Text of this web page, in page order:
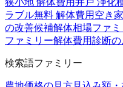
狭小地 解体費用井戸 浄化
ラブル無料 解体費用 空き
の改善候補解体相場ファミ
ファミリー解体費用診断
検索語ファミリー